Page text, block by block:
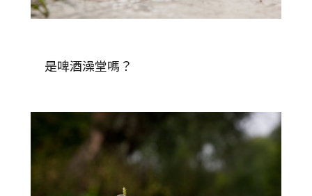
是啤酒澡堂嗎？